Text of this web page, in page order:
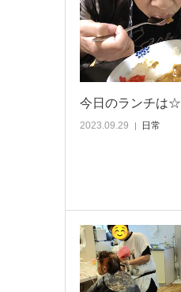
今日のランチは☆
2023.09.29 日常